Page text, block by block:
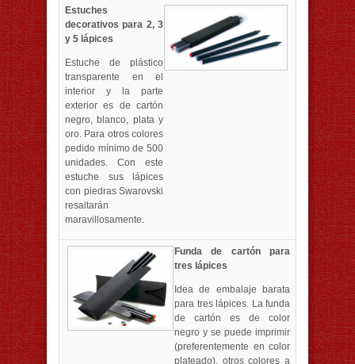
Estuches
decorativos para 2, 3
y 5 lápices
Estuche de plástico
transparente en el
interior y la parte
exterior es de cartón
negro, blanco, plata y
oro. Para otros colores
pedido mínimo de 500
unidades. Con este
estuche sus lápices
con piedras Swarovski
resaltarán
maravillosamente.
Funda de cartón para
tres lápices
Idea de embalaje barata
para tres lápices. La funda
de cartón es de color
negro y se puede imprimir
(preferentemente en color
plateado), otros colores a